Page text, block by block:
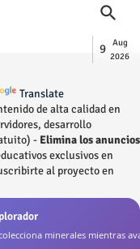
9
Aug
2026
Translate
de alta calidad en
desarrollo
- Elimina los anuncios
exclusivos en
al proyecto en
minerales mientras